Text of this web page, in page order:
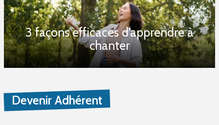
3 façons efficaces d’apprendre à
chanter
Devenir Adhérent